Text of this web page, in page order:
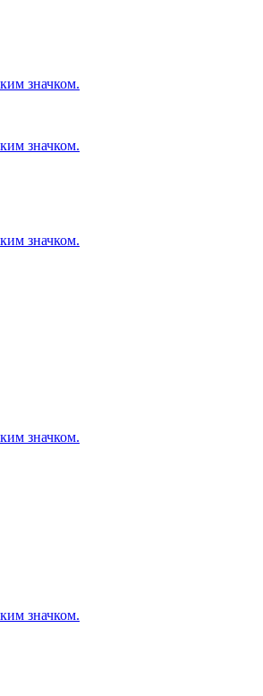
значком.
значком.
значком.
значком.
значком.